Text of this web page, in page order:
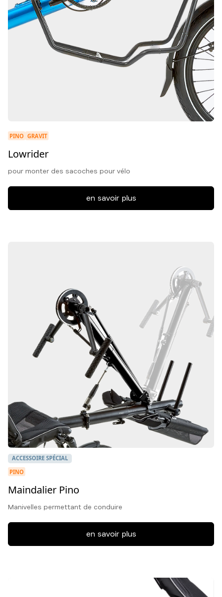
PINO GRAVIT
Lowrider
pour monter des sacoches pour vélo
en savoir plus
ACCESSOIRE SPÉCIAL
PINO
Maindalier Pino
Manivelles permettant de conduire
en savoir plus